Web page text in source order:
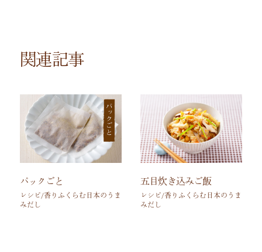
関連記事
パックごと
レシピ/香りふくらむ日本のうま
みだし
五目炊き込みご飯
レシピ/香りふくらむ日本のうま
みだし